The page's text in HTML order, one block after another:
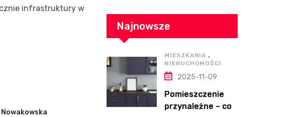
infrastruktury w
Najnowsze
MIESZKANIA ,
NIERUCHOMOŚCI
2025-11-09
Pomieszczenie
przynależne – co